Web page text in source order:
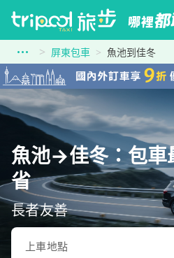
屏東包車 魚池到佳冬
魚池→佳冬：包
省
長者友善
上車地點